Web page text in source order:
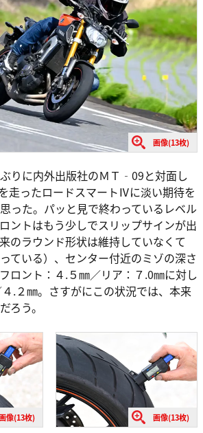
画像(13枚)
りに内外出版社のＭＴ‐09と対面し
走ったロードスマートⅣに淡い期待を
った。パッと見で終わっているレベル
ントはもう少しでスリップサインが出
のラウンド形状は維持していなくて
ている）、センター付近のミゾの深さ
ロント：４.５㎜／リア：７.0㎜に対し
.２㎜。さすがにこの状況では、本来
ろう。
像(13枚) 画像(13枚)